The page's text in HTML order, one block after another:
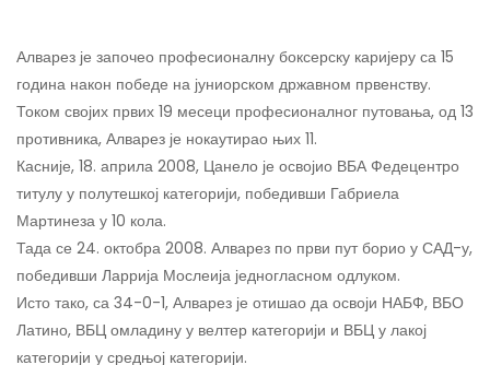
Алварез је започео професионалну боксерску каријеру са 15
година након победе на јуниорском државном првенству.
Током својих првих 19 месеци професионалног путовања, од 13
противника, Алварез је нокаутирао њих 11.
Касније, 18. априла 2008, Цанело је освојио ВБА Федецентро
титулу у полутешкој категорији, победивши Габриела
Мартинеза у 10 кола.
Тада се 24. октобра 2008. Алварез по први пут борио у САД-у,
победивши Ларрија Мослеија једногласном одлуком.
Исто тако, са 34-0-1, Алварез је отишао да освоји НАБФ, ВБО
Латино, ВБЦ омладину у велтер категорији и ВБЦ у лакој
категорији у средњој категорији.